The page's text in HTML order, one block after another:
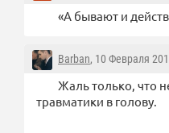
«А бывают и
Barban, 10 Февраля
Жаль только, что
травматики в голову.